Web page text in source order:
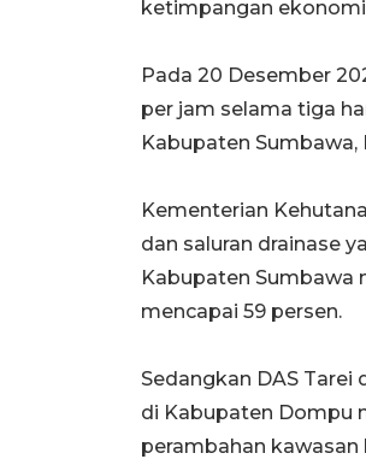
ketimpangan
Pada 20 Desember
per jam selama tiga
Kabupaten
Kementerian
dan saluran drainase
Kabupaten Sumbawa
mencapai 59 persen.
Sedangkan DAS Tarei
di Kabupaten Dompu
perambahan